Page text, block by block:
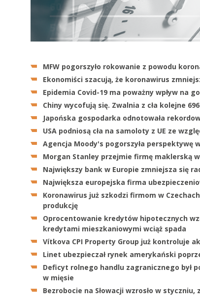
MFW pogorszyło rokowanie z powodu
Ekonomiści szacują, że koronawirus
Epidemia Covid-19 ma poważny wpływ na
Chiny wycofują się. Zwalnia z cła kolejne
Japońska gospodarka odnotowała
USA podniosą cła na samoloty z UE ze
Agencja Moody's pogorszyła perspektywę
Morgan Stanley przejmie firmę maklerską
Największy bank w Europie zmniejsza się
Największa europejska firma
Koronawirus już szkodzi firmom w
produkcję
Oprocentowanie kredytów hipotecznych
kredytami mieszkaniowymi wciąż spada
Vítkova CPI Property Group już kontroluje
Linet ubezpieczał rynek amerykański
Deficyt rolnego handlu zagranicznego był
w mięsie
Bezrobocie na Słowacji wzrosło w